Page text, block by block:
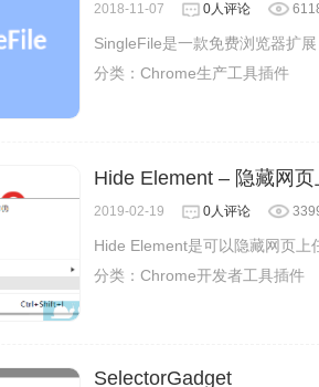
2018-11-07 0人评论
SingleFile是一款免费浏览器扩
分类： Chrome生产工具插件
Hide Element – 隐藏网
2019-02-19 0人评论
Hide Element是可以隐藏网页上
分类： Chrome开发者工具插件
SelectorGadget